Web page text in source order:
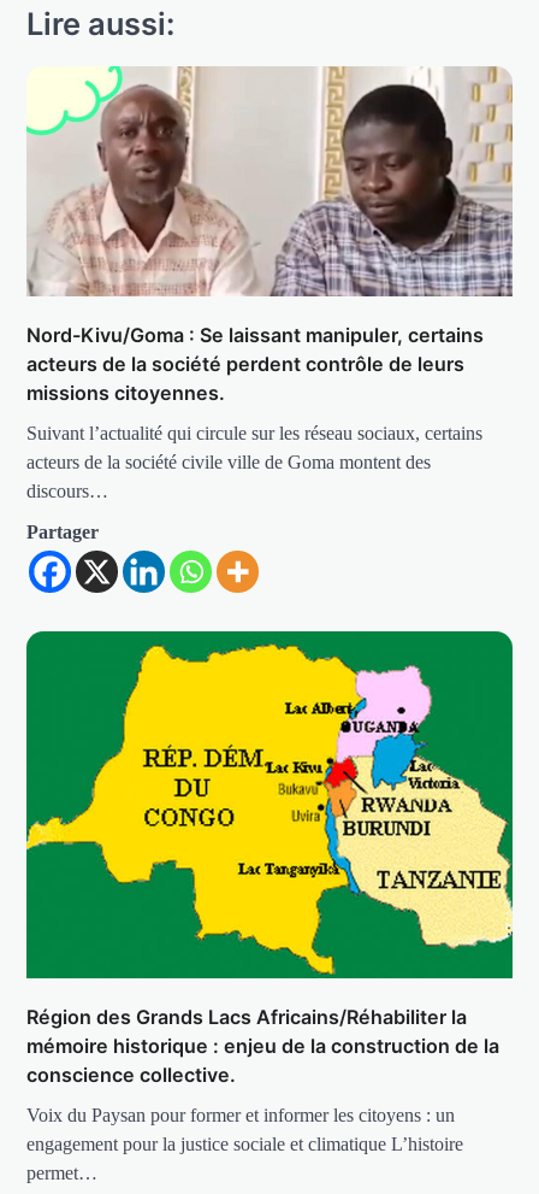
Lire aussi:
Nord-Kivu/Goma : Se laissant manipuler, certains
acteurs de la société perdent contrôle de leurs
missions citoyennes.
Suivant l’actualité qui circule sur les réseau sociaux, certains
acteurs de la société civile ville de Goma montent des
discours…
Partager
Région des Grands Lacs Africains/Réhabiliter la
mémoire historique : enjeu de la construction de la
conscience collective.
Voix du Paysan pour former et informer les citoyens : un
engagement pour la justice sociale et climatique L’histoire
permet…